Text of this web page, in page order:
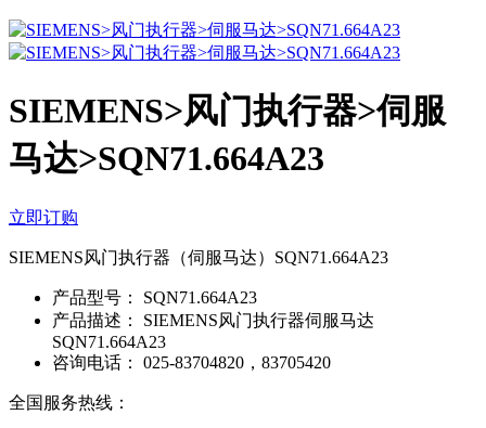
SIEMENS>风门执行器>伺服
马达>SQN71.664A23
立即订购
SIEMENS风门执行器（伺服马达）SQN71.664A23
产品型号：
SQN71.664A23
产品描述：
SIEMENS风门执行器伺服马达
SQN71.664A23
咨询电话：
025-83704820，83705420
全国服务热线：